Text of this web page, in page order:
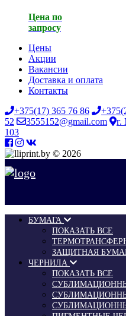
Цена по
запросу
Цены
Акции
Вакансии
Доставка и оплата
Контакты
+375(17) 365 76 86
52
3555152@gmail.com
г.
103
© 2026
БУМАГА
ПОКАЗАТЬ ВСЕ
ЗАЩИТНАЯ
ЧЕРНИЛА
ПОКАЗАТЬ ВСЕ